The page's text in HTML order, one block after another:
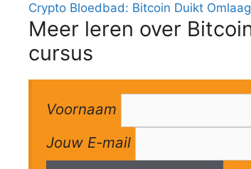
Crypto Bloedbad: Bitcoin Duikt
Meer leren over
cursus
Voornaam
Jouw E-mail